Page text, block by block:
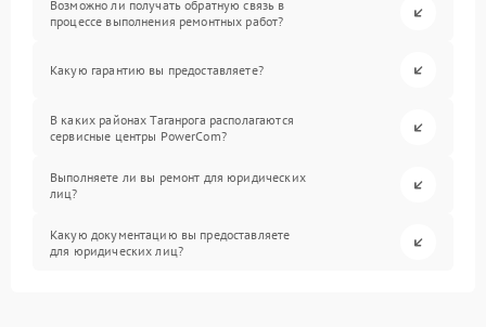
Возможно ли получать обратную связь в
процессе выполнения ремонтных работ?
Какую гарантию вы предоставляете?
В каких районах Таганрога располагаются
сервисные центры PowerCom?
Выполняете ли вы ремонт для юридических
лиц?
Какую документацию вы предоставляете
для юридических лиц?